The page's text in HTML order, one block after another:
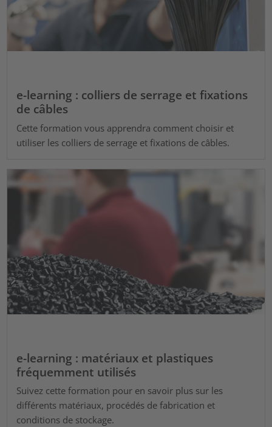
e-learning : colliers de serrage et fixations
de câbles
Cette formation vous apprendra comment choisir et
utiliser les colliers de serrage et fixations de câbles.
e-learning : matériaux et plastiques
fréquemment utilisés
Suivez cette formation pour en savoir plus sur les
différents matériaux, procédés de fabrication et
conditions de stockage.